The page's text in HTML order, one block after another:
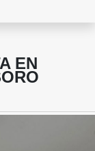
EN